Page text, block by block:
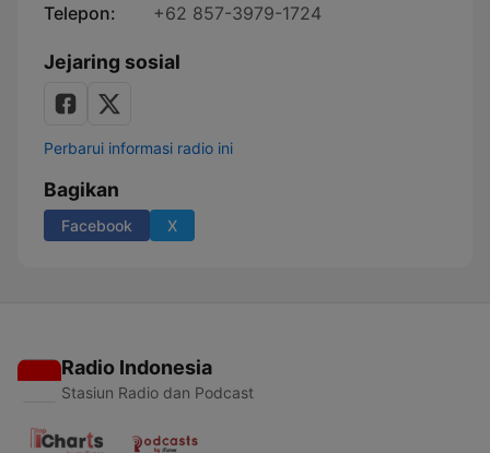
Telepon:
+62 857-3979-1724
Jejaring sosial
Perbarui informasi radio ini
Bagikan
Facebook X
Radio Indonesia
Stasiun Radio dan Podcast